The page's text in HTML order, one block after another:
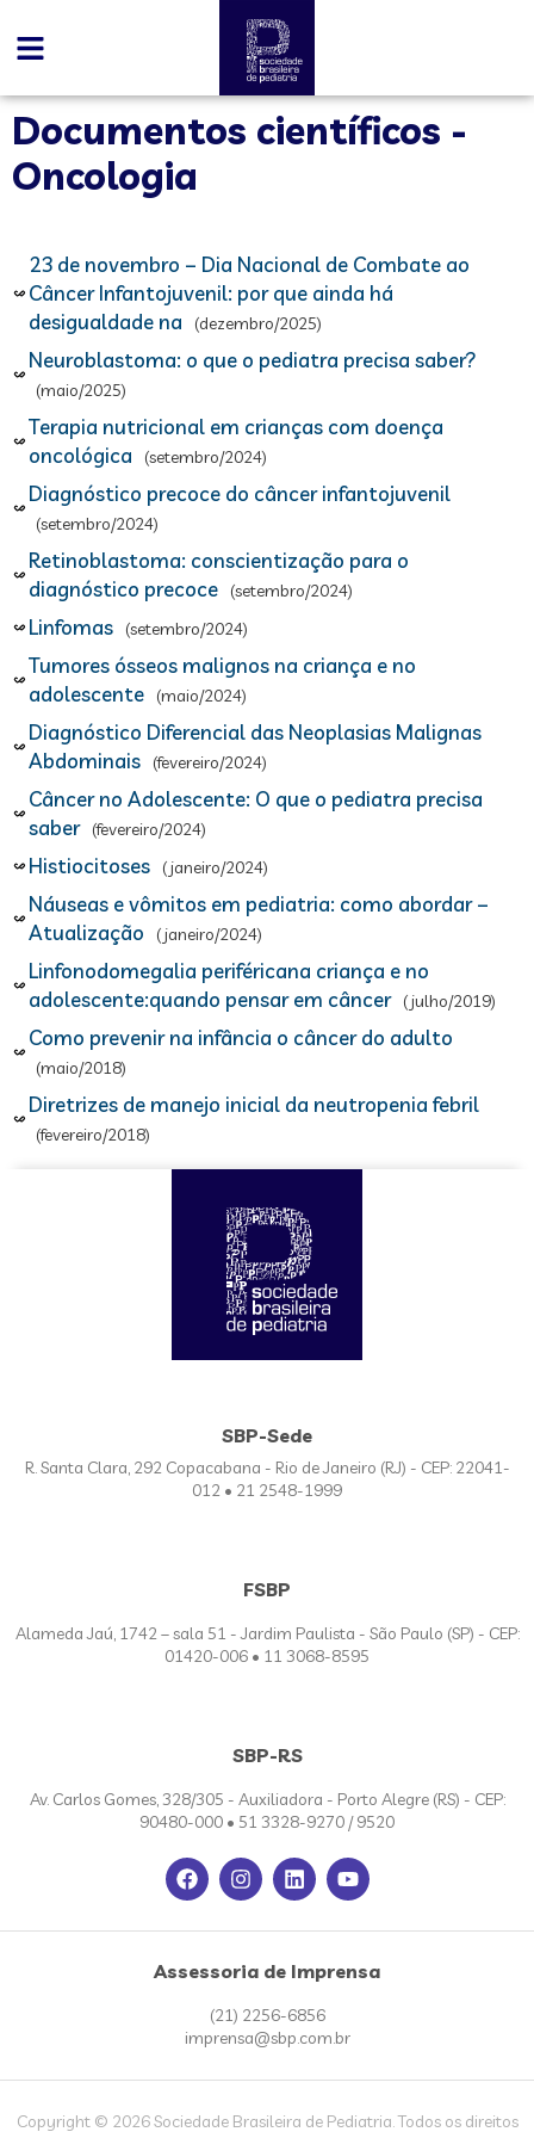
Documentos científicos -
Oncologia
23 de novembro – Dia Nacional de Combate ao
Câncer Infantojuvenil: por que ainda há
desigualdade na
(dezembro/2025)
Neuroblastoma: o que o pediatra precisa saber?
(maio/2025)
Terapia nutricional em crianças com doença
oncológica
(setembro/2024)
Diagnóstico precoce do câncer infantojuvenil
(setembro/2024)
Retinoblastoma: conscientização para o
diagnóstico precoce
(setembro/2024)
Linfomas (setembro/2024)
Tumores ósseos malignos na criança e no
adolescente
(maio/2024)
Diagnóstico Diferencial das Neoplasias Malignas
Abdominais
(fevereiro/2024)
Câncer no Adolescente: O que o pediatra precisa
saber
(fevereiro/2024)
Histiocitoses (janeiro/2024)
Náuseas e vômitos em pediatria: como abordar –
Atualização
(janeiro/2024)
Linfonodomegalia periféricana criança e no
adolescente:quando pensar em câncer
(julho/2019)
Como prevenir na infância o câncer do adulto
(maio/2018)
Diretrizes de manejo inicial da neutropenia febril
(fevereiro/2018)
SBP-Sede
R. Santa Clara, 292 Copacabana - Rio de Janeiro (RJ) - CEP: 22041-
012 • 21 2548-1999
FSBP
Alameda Jaú, 1742 – sala 51 - Jardim Paulista - São Paulo (SP) - CEP:
01420-006 • 11 3068-8595
SBP-RS
Av. Carlos Gomes, 328/305 - Auxiliadora - Porto Alegre (RS) - CEP:
90480-000 • 51 3328-9270 / 9520
Assessoria de Imprensa
(21) 2256-6856
imprensa@sbp.com.br
Copyright © 2026 Sociedade Brasileira de Pediatria. Todos os direitos